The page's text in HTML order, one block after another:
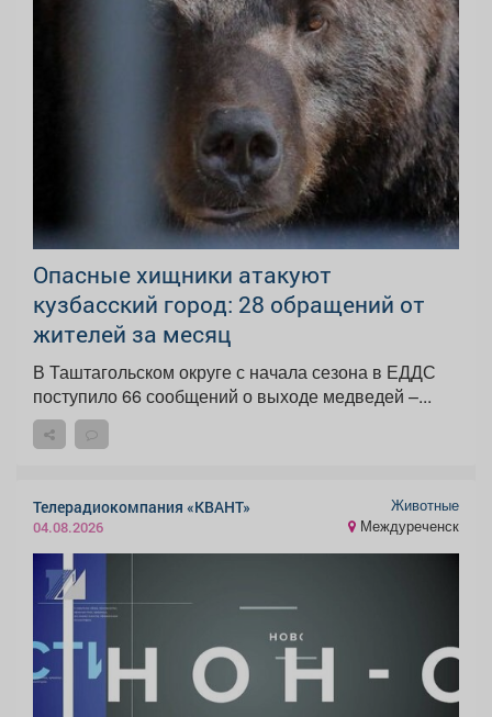
Опасные хищники атакуют
кузбасский город: 28 обращений от
жителей за месяц
В Таштагольском округе с начала сезона в ЕДДС
поступило 66 сообщений о выходе медведей –...
Телерадиокомпания «КВАНТ»
04.08.2026
Животные
Междуреченск